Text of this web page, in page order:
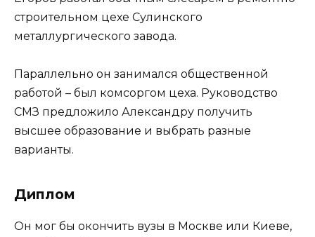
строительном цехе Сулинского
металлургического завода.
Параллельно он занимался общественной
работой – был комсоргом цеха. Руководство
СМЗ предложило Александру получить
высшее образование и выбрать разные
варианты.
Диплом
Он мог бы окончить вузы в Москве или Киеве,